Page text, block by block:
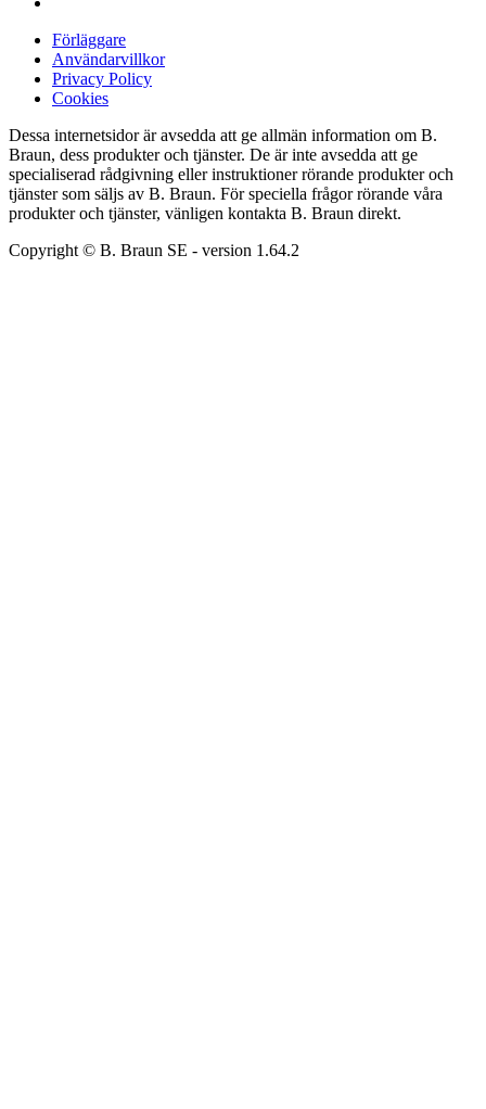
Förläggare
Användarvillkor
Privacy Policy
Cookies
Dessa internetsidor är avsedda att ge allmän information om B.
Braun, dess produkter och tjänster. De är inte avsedda att ge
specialiserad rådgivning eller instruktioner rörande produkter och
tjänster som säljs av B. Braun. För speciella frågor rörande våra
produkter och tjänster, vänligen kontakta B. Braun direkt.
Copyright © B. Braun SE - version 1.64.2